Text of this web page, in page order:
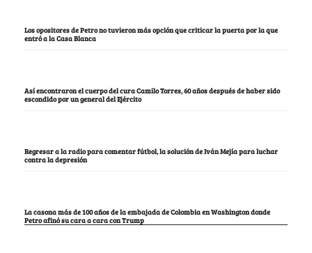
Los opositores de Petro no tuvieron más opción que criticar la puerta por la que
entró a la Casa Blanca
Así encontraron el cuerpo del cura Camilo Torres, 60 años después de haber sido
escondido por un general del Ejército
Regresar a la radio para comentar fútbol, la solución de Iván Mejía para luchar
contra la depresión
La casona más de 100 años de la embajada de Colombia en Washington donde
Petro afinó su cara a cara con Trump